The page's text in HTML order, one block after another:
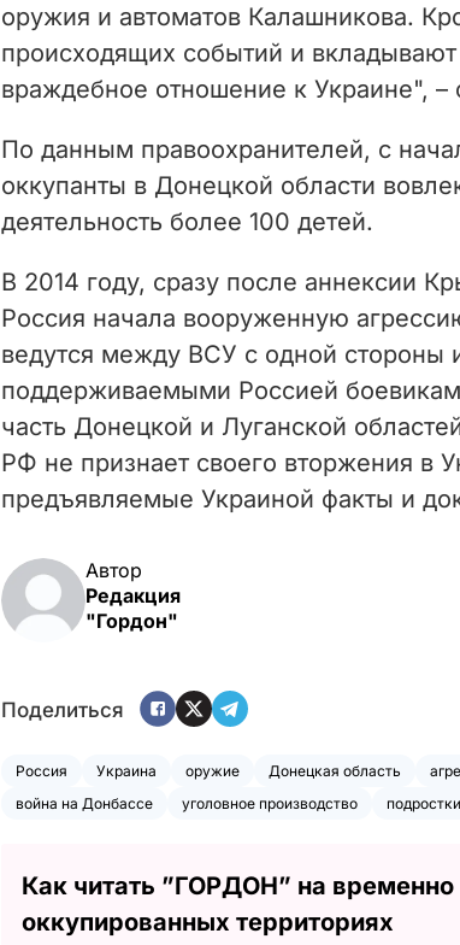
оружия и автоматов Калашникова.
происходящих событий и вкладывают
враждебное отношение к Украине", –
По данным правоохранителей, с
оккупанты в Донецкой области
деятельность более 100 детей.
В 2014 году, сразу после аннексии
Россия начала вооруженную
ведутся между ВСУ с одной стороны
поддерживаемыми Россией
часть Донецкой и Луганской
РФ не признает своего вторжения в
предъявляемые Украиной факты и
Автор
Редакция
"Гордон"
Поделиться
Россия Украина оружие Донецкая область
война на Донбассе
уголовное производство подростки
Как читать ”ГОРДОН” на временно
оккупированных территориях